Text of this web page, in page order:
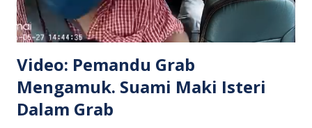
Video: Pemandu Grab
Mengamuk. Suami Maki Isteri
Dalam Grab